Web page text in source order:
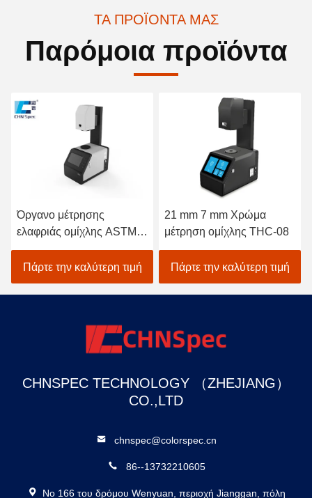
ΤΑ ΠΡΟΪΌΝΤΑ ΜΑΣ
Παρόμοια προϊόντα
Όργανο μέτρησης
ελαφριάς ομίχλης ASTM
D1003
Πάρτε την καλύτερη τιμή
21 mm 7 mm Χρώμα
μέτρηση ομίχλης THC-08
Πάρτε την καλύτερη τιμή
CHNSPEC TECHNOLOGY （ZHEJIANG）
CO.,LTD
chnspec@colorspec.cn
86--13732210605
Νο 166 του δρόμου Wenyuan, περιοχή Jianggan, πόλη